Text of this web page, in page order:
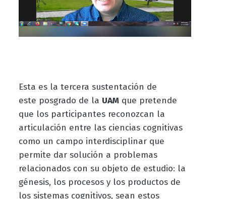
Esta es la tercera sustentación de
este posgrado de la UAMque pretende
que los participantes reconozcan la
articulación entre las ciencias cognitivas
como un campo interdisciplinar que
permite dar solución a problemas
relacionados con su objeto de estudio: la
génesis, los procesos y los productos de
los sistemas cognitivos, sean estos